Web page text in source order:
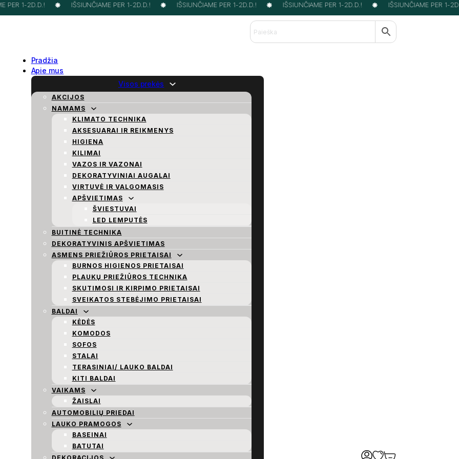
PER 1-2D.D.! IŠSIUNČIAME PER 1-2D.D.! IŠSIUNČIAME PER 1-2D.D.! IŠSIUNČIAME PER 1-2D.D.! IŠSIUNČIAME PER 1-
Pradžia
Apie mus
Visos prekės
AKCIJOS
NAMAMS
KLIMATO TECHNIKA
AKSESUARAI IR REIKMENYS
HIGIENA
KILIMAI
VAZOS IR VAZONAI
DEKORATYVINIAI AUGALAI
VIRTUVĖ IR VALGOMASIS
APŠVIETIMAS
ŠVIESTUVAI
LED LEMPUTĖS
BUITINĖ TECHNIKA
DEKORATYVINIS APŠVIETIMAS
ASMENS PRIEŽIŪROS PRIETAISAI
BURNOS HIGIENOS PRIETAISAI
PLAUKŲ PRIEŽIŪROS TECHNIKA
SKUTIMOSI IR KIRPIMO PRIETAISAI
SVEIKATOS STEBĖJIMO PRIETAISAI
BALDAI
KĖDĖS
KOMODOS
SOFOS
STALAI
TERASINIAI/ LAUKO BALDAI
KITI BALDAI
VAIKAMS
ŽAISLAI
AUTOMOBILIŲ PRIEDAI
LAUKO PRAMOGOS
BASEINAI
BATUTAI